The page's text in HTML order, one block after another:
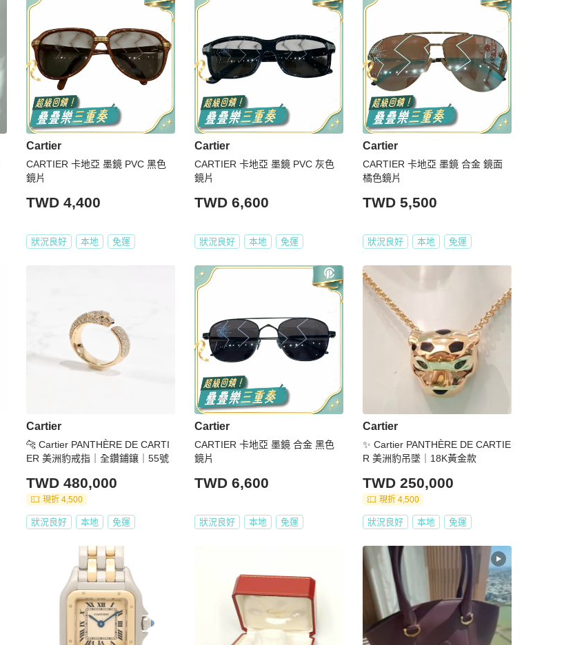
Cartier
CARTIER 卡地亞 墨鏡 PVC 黑色
鏡片
TWD 4,400
狀況良好 本地 免運
Cartier
CARTIER 卡地亞 墨鏡 PVC 灰色
鏡片
TWD 6,600
狀況良好 本地 免運
Cartier
CARTIER 卡地亞 墨鏡 合金 鏡面
橘色鏡片
TWD 5,500
狀況良好 本地 免運
Cartier
🐆 Cartier PANTHÈRE DE CARTI
ER 美洲豹戒指｜全鑽鋪鑲｜55號
TWD 480,000
現折 4,500
狀況良好 本地 免運
Cartier
CARTIER 卡地亞 墨鏡 合金 黑色
鏡片
TWD 6,600
狀況良好 本地 免運
Cartier
✨ Cartier PANTHÈRE DE CARTIE
R 美洲豹吊墜｜18K黃金款
TWD 250,000
現折 4,500
狀況良好 本地 免運